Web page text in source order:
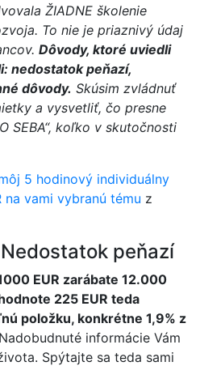
ŽIADNE školenie
To nie je priaznivý údaj
Dôvody, ktoré uviedli
nedostatok peňazí,
dôvody. Skúsim zvládnuť
a vysvetliť, čo presne
SEBA“, koľko v skutočnosti
5 hodinový individuálny
vami vybranú tému z
peňazí
EUR zarábate 12.000
225 EUR teda
položku, konkrétne 1,9% z
Nadobudnuté informácie Vám
Spýtajte sa teda sami